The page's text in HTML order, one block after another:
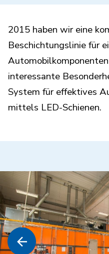
2015 haben wir eine
Beschichtungslinie für
interessante
System für effektives
mittels LED-Schienen.